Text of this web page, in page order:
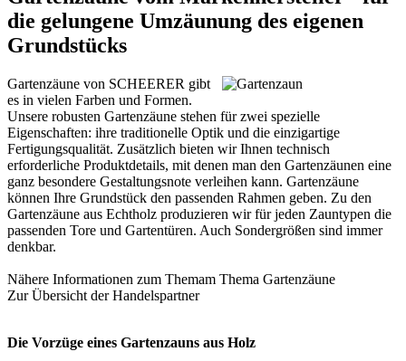
die gelungene Umzäunung des eigenen
Grundstücks
Gartenzäune von SCHEERER gibt
es in vielen Farben und Formen.
Unsere robusten Gartenzäune stehen für zwei spezielle
Eigenschaften: ihre traditionelle Optik und die einzigartige
Fertigungsqualität. Zusätzlich bieten wir Ihnen technisch
erforderliche Produktdetails, mit denen man den Gartenzäunen eine
ganz besondere Gestaltungsnote verleihen kann. Gartenzäune
können Ihre Grundstück den passenden Rahmen geben. Zu den
Gartenzäune aus Echtholz produzieren wir für jeden Zauntypen die
passenden Tore und Gartentüren. Auch Sondergrößen sind immer
denkbar.
Nähere Informationen zum Themam Thema Gartenzäune
Zur Übersicht derHandelspartner
Die Vorzüge eines Gartenzauns aus Holz